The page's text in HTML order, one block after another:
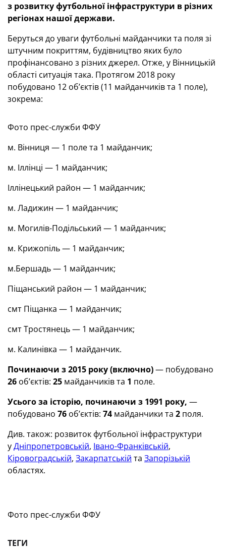
з розвитку футбольної інфраструктури в різних
регіонах нашої держави.
Беруться до уваги футбольні майданчики та поля зі
штучним покриттям, будівництво яких було
профінансовано з різних джерел. Отже, у Вінницькій
області ситуація така. Протягом 2018 року
побудовано 12 об’єктів (11 майданчиків та 1 поле),
зокрема:
Фото прес-служби ФФУ
м. Вінниця — 1 поле та 1 майданчик;
м. Іллінці — 1 майданчик;
Іллінецький район — 1 майданчик;
м. Ладижин — 1 майданчик;
м. Могилів-Подільський — 1 майданчик;
м. Крижопіль — 1 майданчик;
м.Бершадь — 1 майданчик;
Піщанський район — 1 майданчик;
смт Піщанка — 1 майданчик;
смт Тростянець — 1 майданчик;
м. Калинівка — 1 майданчик.
Починаючи з 2015 року (включно)— побудовано
26 об’єктів: 25 майданчиків та 1 поле.
Усього за історію, починаючи з 1991 року, —
побудовано 76 об’єктів: 74 майданчики та 2 поля.
Див. також: розвиток футбольної інфраструктури
уДніпропетровській, Івано-Франківській,
Кіровоградській, Закарпатській та Запорізькій
областях.
Фото прес-служби ФФУ
ТЕГИ